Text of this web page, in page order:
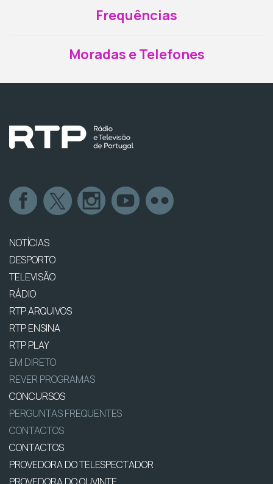
Frequências
Moradas e Telefones
NOTÍCIAS
DESPORTO
TELEVISÃO
RÁDIO
RTP ARQUIVOS
RTP ENSINA
RTP PLAY
EM DIRETO
REVER PROGRAMAS
CONCURSOS
PERGUNTAS FREQUENTES
CONTACTOS
CONTACTOS
PROVEDORA DO TELESPECTADOR
PROVEDORA DO OUVINTE